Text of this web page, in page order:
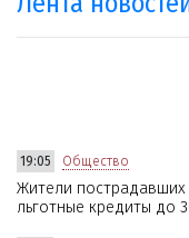
19:05 Общество
Жители пострадавших
льготные кредиты до